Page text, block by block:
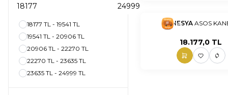
18177 TL - 19541 TL
19541 TL - 20906 TL
20906 TL - 22270 TL
22270 TL - 23635 TL
23635 TL - 24999 TL
nn
EVNESYA ASOS
18.177,0 TL